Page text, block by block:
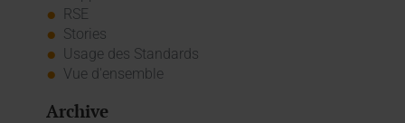
RSE
Stories
Usage des Standards
Vue d'ensemble
Archive